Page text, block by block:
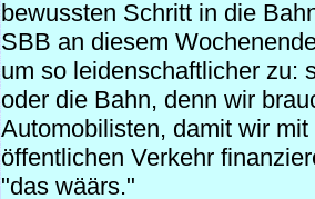
bewussten Schritt in die
SBB an diesem
um so leidenschaftlicher zu:
oder die Bahn, denn wir
Automobilisten, damit wir
öffentlichen Verkehr
"das wäärs."